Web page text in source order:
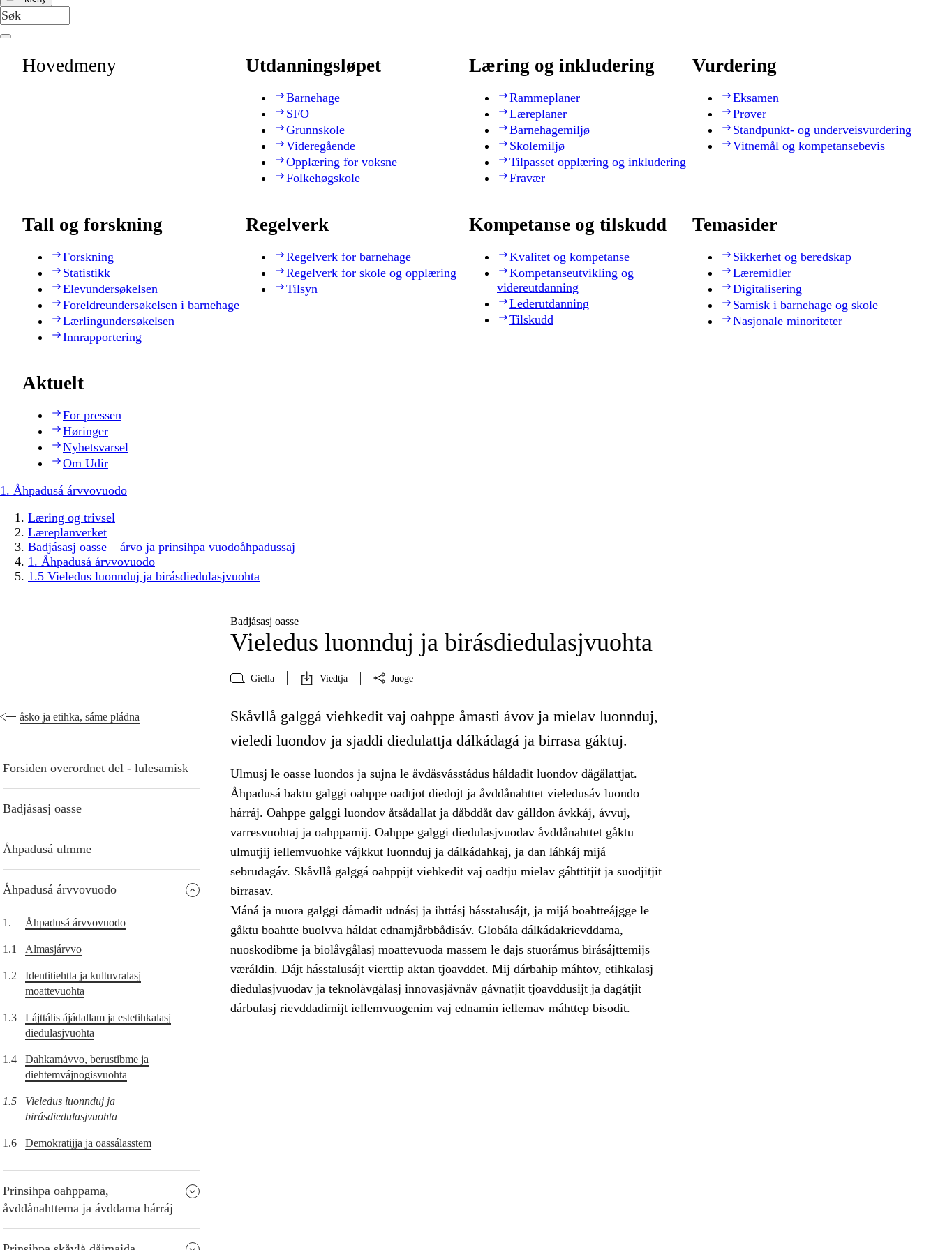
Hovedmeny Utdanningsløpet
Barnehage
SFO
Grunnskole
Videregående
Opplæring for voksne
Folkehøgskole
Læring og inkludering
Rammeplaner
Læreplaner
Barnehagemiljø
Skolemiljø
Tilpasset opplæring og inkludering
Fravær
Vurdering
Eksamen
Prøver
Standpunkt- og underveisvurdering
Vitnemål og kompetansebevis
Tall og forskning
Forskning
Statistikk
Elevundersøkelsen
Foreldreundersøkelsen i barnehage
Lærlingundersøkelsen
Innrapportering
Regelverk
Regelverk for barnehage
Regelverk for skole og opplæring
Tilsyn
Kompetanse og tilskudd
Kvalitet og kompetanse
Kompetanseutvikling og
videreutdanning
Lederutdanning
Tilskudd
Temasider
Sikkerhet og beredskap
Læremidler
Digitalisering
Samisk i barnehage og skole
Nasjonale minoriteter
Aktuelt
For pressen
Høringer
Nyhetsvarsel
Om Udir
1. Åhpadusá árvvovuodo
Læring og trivsel
Læreplanverket
Badjásasj oasse – árvo ja prinsihpa vuodoåhpadussaj
1. Åhpadusá árvvovuodo
1.5 Vieledus luonnduj ja birásdiedulasjvuohta
Badjásasj oasse
Vieledus luonnduj ja birásdiedulasjvuohta
Giella Viedtja Juoge
åsko ja etihka, sáme pládna
Forsiden overordnet del - lulesamisk
Badjásasj oasse
Åhpadusá ulmme
Åhpadusá árvvovuodo
1. Åhpadusá árvvovuodo
1.1 Almasjárvvo
1.2
Identitiehtta ja kultuvralasj
moattevuohta
1.3
Lájttális ájádallam ja estetihkalasj
diedulasjvuohta
1.4
Dahkamávvo, berustibme ja
diehtemvájnogisvuohta
1.5
Vieledus luonnduj ja
birásdiedulasjvuohta
1.6 Demokratijja ja oassálasstem
Prinsihpa oahppama,
åvddånahttema ja ávddama hárráj
Skåvllå galggá viehkedit vaj oahppe åmasti ávov ja mielav luonnduj,
vieledi luondov ja sjaddi diedulattja dálkádagá ja birrasa gáktuj.
Ulmusj le oasse luondos ja sujna le åvdåsvásstádus háldadit luondov dågålattjat.
Åhpadusá baktu galggi oahppe oadtjot diedojt ja åvddånahttet vieledusáv luondo
hárráj. Oahppe galggi luondov åtsådallat ja dåbddåt dav gálldon ávkkáj, ávvuj,
varresvuohtaj ja oahppamij. Oahppe galggi diedulasjvuodav åvddånahttet gåktu
ulmutjij iellemvuohke vájkkut luonnduj ja dálkádahkaj, ja dan láhkáj mijá
sebrudagáv. Skåvllå galggá oahppijt viehkedit vaj oadtju mielav gáhttitjit ja suodjitjit
birrasav.
Máná ja nuora galggi dåmadit udnásj ja ihttásj hásstalusájt, ja mijá boahtteájgge le
gåktu boahtte buolvva háldat ednamjårbbådisáv. Globála dálkádakrievddama,
nuoskodibme ja biolåvgålasj moattevuoda massem le dajs stuorámus birásájttemijs
væráldin. Dájt hásstalusájt vierttip aktan tjoavddet. Mij dárbahip máhtov, etihkalasj
diedulasjvuodav ja teknolåvgålasj innovasjåvnåv gávnatjit tjoavddusijt ja dagátjit
dárbulasj rievddadimijt iellemvuogenim vaj ednamin iellemav máhttep bisodit.